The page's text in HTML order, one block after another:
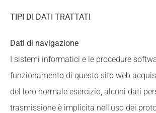
TIPI DI DATI TRATTATI
Dati di navigazione
I sistemi informatici e le procedure
funzionamento di questo sito web
del loro normale esercizio, alcuni dati
trasmissione è implicita nell'uso dei